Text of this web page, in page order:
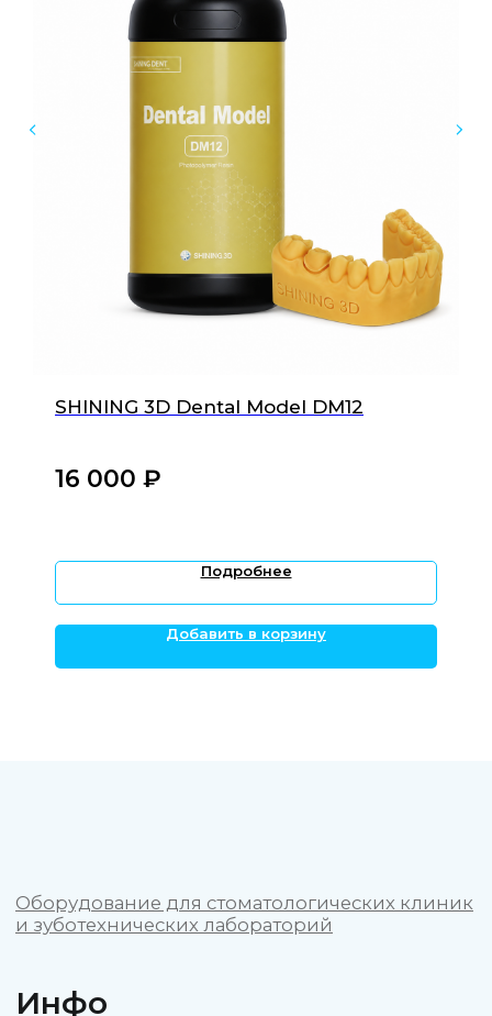
SHINING 3D Dental Model DM12
16 000 ₽‎
Подробнее
Добавить в корзину
10:00-21:00 по Москве
Свяжитесь с нами
и зуботехнических лабораторий
ОГРНИП 1234700033270
ОТВЕТСТВЕННОСТЬЮ "СТОМ3Д"